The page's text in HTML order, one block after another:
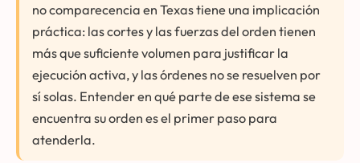
no comparecencia en Texas tiene una implicación
práctica: las cortes y las fuerzas del orden tienen
más que suficiente volumen para justificar la
ejecución activa, y las órdenes no se resuelven por
sí solas. Entender en qué parte de ese sistema se
encuentra su orden es el primer paso para
atenderla.